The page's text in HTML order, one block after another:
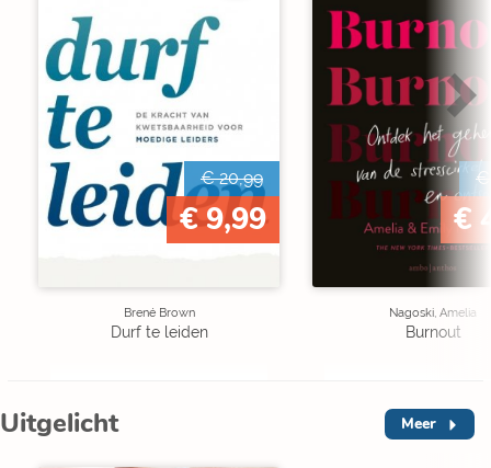
€ 20,99
€ 9,99
Brené Brown
Durf te leiden
€
€
Nagoski, Amelia
Burnout
Uitgelicht Meer